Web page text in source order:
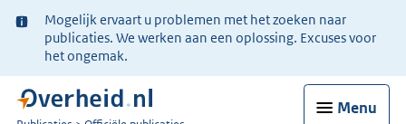
Ter
informatie:
Mogelijk ervaart u problemen met het zoeken naar
publicaties. We werken aan een oplossing. Excuses voor
het ongemak.
Menu